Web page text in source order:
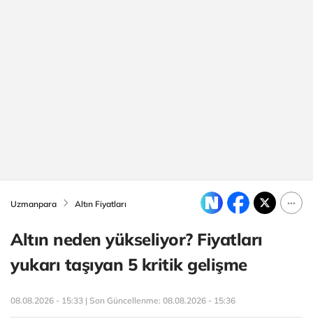
Uzmanpara Altın Fiyatları
Altın neden yükseliyor? Fiyatları
yukarı taşıyan 5 kritik gelişme
08.08.2026 - 15:33 | Son Güncellenme: 08.08.2026 - 15:36